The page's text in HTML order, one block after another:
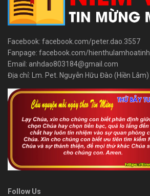
Facebook: facebook.com/peter.dao.3557
Fanpage: facebook.com/hienthulamhoatinh
Email: anhdao803184@gmail.com
Địa chỉ: Lm. Pet. Nguyễn Hữu Đào (Hiền Lâm)
Follow Us